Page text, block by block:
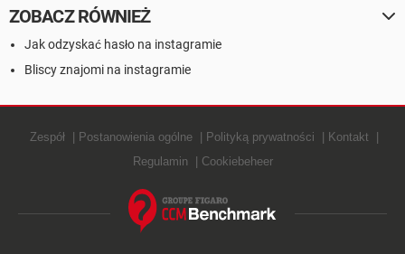
ZOBACZ RÓWNIEŻ
Jak odzyskać hasło na instagramie
Bliscy znajomi na instagramie
Zespół Postanowienia ogólne Polityką prywatności
Kontakt
Regulamin
Cookiebeheer